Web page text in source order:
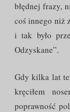
błędnej frazy,
coś innego niż
i tak było
Odzyskane”.
Gdy kilka lat
kręciłem
poprawność